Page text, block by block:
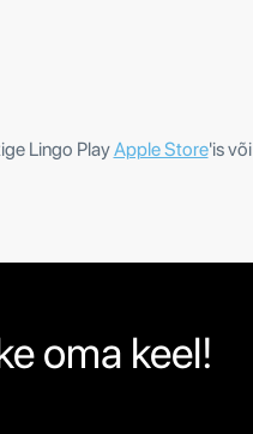
Lingo PlayApple Store'is või
oma keel!